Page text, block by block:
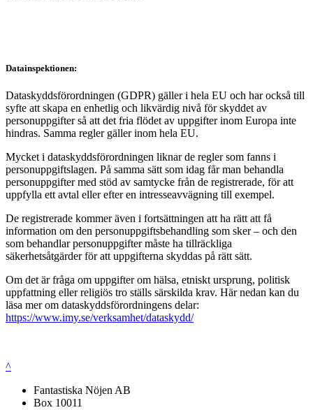
Datainspektionen:
Dataskyddsförordningen (GDPR) gäller i hela EU och har också till
syfte att skapa en enhetlig och likvärdig nivå för skyddet av
personuppgifter så att det fria flödet av uppgifter inom Europa inte
hindras. Samma regler gäller inom hela EU.
Mycket i dataskyddsförordningen liknar de regler som fanns i
personuppgiftslagen. På samma sätt som idag får man behandla
personuppgifter med stöd av samtycke från de registrerade, för att
uppfylla ett avtal eller efter en intresseavvägning till exempel.
De registrerade kommer även i fortsättningen att ha rätt att få
information om den personuppgiftsbehandling som sker – och den
som behandlar personuppgifter måste ha tillräckliga
säkerhetsåtgärder för att uppgifterna skyddas på rätt sätt.
Om det är fråga om uppgifter om hälsa, etniskt ursprung, politisk
uppfattning eller religiös tro ställs särskilda krav. Här nedan kan du
läsa mer om dataskyddsförordningens delar:
https://www.imy.se/verksamhet/dataskydd/
^
Fantastiska Nöjen AB
Box 10011